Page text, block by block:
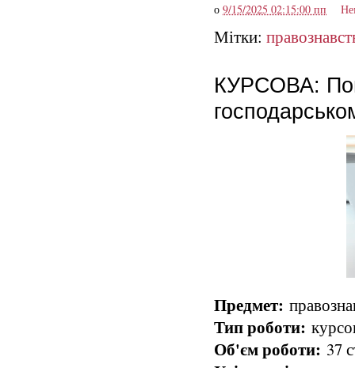
о 9/15/2025 02:15:00 пп
Мітки:
КУРСОВА:
Предмет:
Тип роботи:
Об'єм роботи: 37